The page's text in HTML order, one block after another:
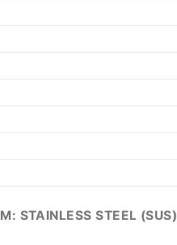
M: STAINLESS STEEL (SUS)